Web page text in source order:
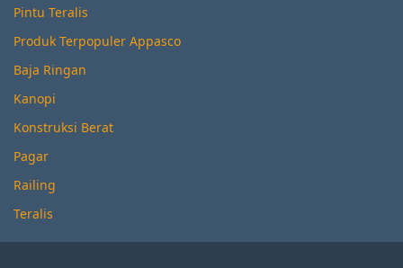
Pintu Teralis
Produk Terpopuler Appasco
Baja Ringan
Kanopi
Konstruksi Berat
Pagar
Railing
Teralis